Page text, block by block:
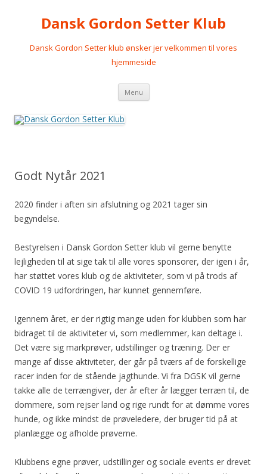
Dansk Gordon Setter Klub
Dansk Gordon Setter klub ønsker jer velkommen til vores
hjemmeside
Menu Videre
indhold
Godt Nytår 2021
2020 finder i aften sin afslutning og 2021 tager sin
begyndelse.
Bestyrelsen i Dansk Gordon Setter klub vil gerne benytte
lejligheden til at sige tak til alle vores sponsorer, der igen i år,
har støttet vores klub og de aktiviteter, som vi på trods af
COVID 19 udfordringen, har kunnet gennemføre.
Igennem året, er der rigtig mange uden for klubben som har
bidraget til de aktiviteter vi, som medlemmer, kan deltage i.
Det være sig markprøver, udstillinger og træning. Der er
mange af disse aktiviteter, der går på tværs af de forskellige
racer inden for de stående jagthunde. Vi fra DGSK vil gerne
takke alle de terrængiver, der år efter år lægger terræn til, de
dommere, som rejser land og rige rundt for at dømme vores
hunde, og ikke mindst de prøveledere, der bruger tid på at
planlægge og afholde prøverne.
Klubbens egne prøver, udstillinger og sociale events er drevet